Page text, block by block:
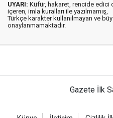
UYARI: Küfür, hakaret, rencide edici
içeren, imla kuralları ile yazılmamış,
Türkçe karakter kullanılmayan ve
onaylanmamaktadır.
Gazete İlk